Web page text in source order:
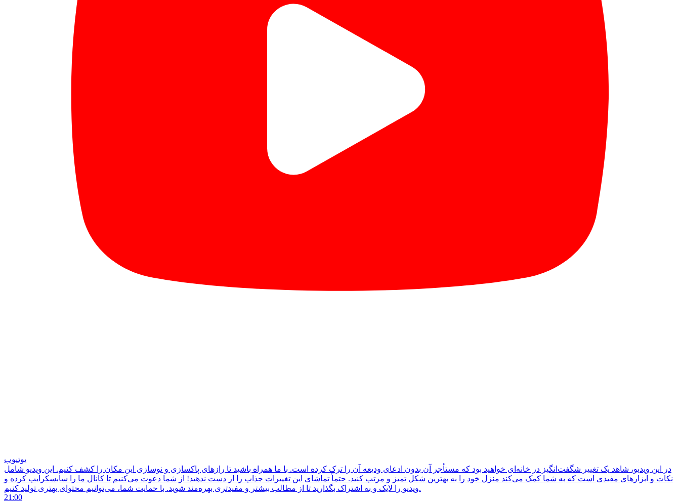
یوتیوب
در این ویدیو، شاهد یک تغییر شگفت‌انگیز در خانه‌ای خواهید بود که مستأجر آن بدون ادعای ودیعه آن را ترک کرده است. با ما همراه باشید تا رازهای پاکسازی و نوسازی این مکان را کشف کنیم. این ویدیو شامل
نکات و ابزارهای مفیدی است که به شما کمک می‌کند منزل خود را به بهترین شکل تمیز و مرتب کنید. حتماً تماشای این تغییرات جذاب را از دست ندهید! از شما دعوت می‌کنیم تا کانال ما را سابسکرایب کرده و
ویدیو را لایک و به اشتراک بگذارید تا از مطالب بیشتر و مفیدتری بهره‌مند شوید. با حمایت شما، می‌توانیم محتوای بهتری تولید کنیم.
21:00